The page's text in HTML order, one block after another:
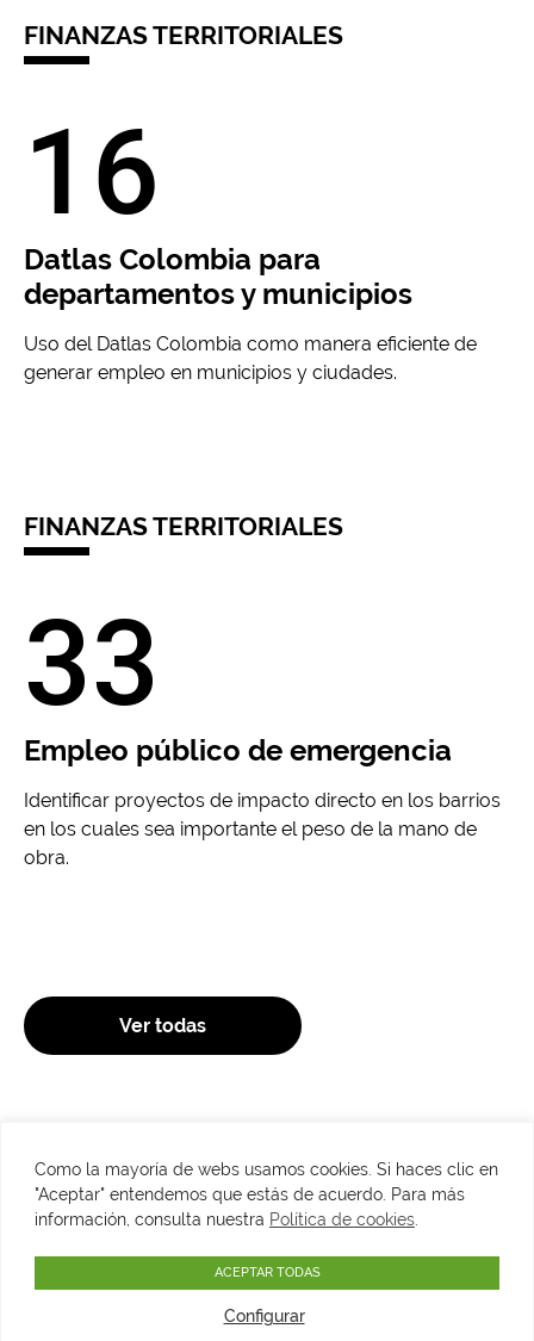
Como la mayoría de webs usamos cookies. Si haces clic en
"Aceptar" entendemos que estás de acuerdo. Para más
información, consulta nuestra Política de cookies
Configurar
ACEPTAR TODAS
FINANZAS TERRITORIALES
16
Datlas Colombia para
departamentos y municipios
Uso del Datlas Colombia como manera eficiente de
generar empleo en municipios y ciudades.
FINANZAS TERRITORIALES
33
Empleo público de emergencia
Identificar proyectos de impacto directo en los barrios
en los cuales sea importante el peso de la mano de
obra.
Ver todas
C/ Fuenterrabía, 2. 28014 Madrid
​T. 915134945
Política de privacidad Cookies